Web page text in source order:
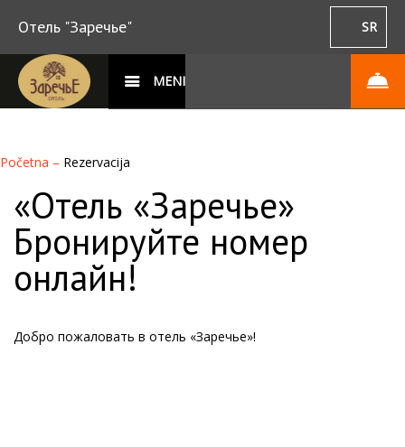
Отель "Заречье" SR
MENI
Početna – Rezervacija
«Отель «Заречье»
Бронируйте номер
онлайн!
Добро пожаловать в отель «Заречье»!